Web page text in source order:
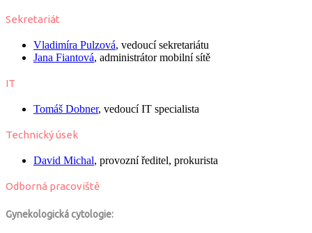
Sekretariát
Vladimíra Pulzová, vedoucí sekretariátu
Jana Fiantová, administrátor mobilní sítě
IT
Tomáš Dobner, vedoucí IT specialista
Technický úsek
David Michal, provozní ředitel, prokurista
Odborná pracoviště
Gynekologická cytologie: